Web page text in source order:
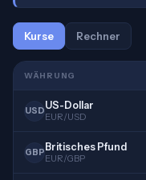
Kurse Rechner
WÄHRUNG
USDUS-Dollar
EUR/USD
GBP Britisches Pfund
EUR/GBP